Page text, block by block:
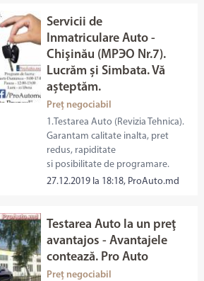
Servicii de
Inmatriculare Auto -
Chişinău (МРЭО Nr.7).
Lucrăm și Simbata. Vă
așteptăm.
Preț negociabil
1.Testarea Auto (Revizia Tehnica).
Garantam calitate inalta, pret
redus, rapiditate
si posibilitate de programare.
27.12.2019 la 18:18, ProAuto.md
Testarea Auto la un preţ
avantajos - Avantajele
contează. Pro Auto
Preț negociabil